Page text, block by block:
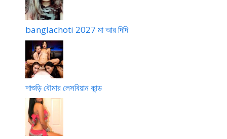
banglachoti 2027 মা আর দিদি
শাশুড়ি বৌমার লেসবিয়ান কান্ড